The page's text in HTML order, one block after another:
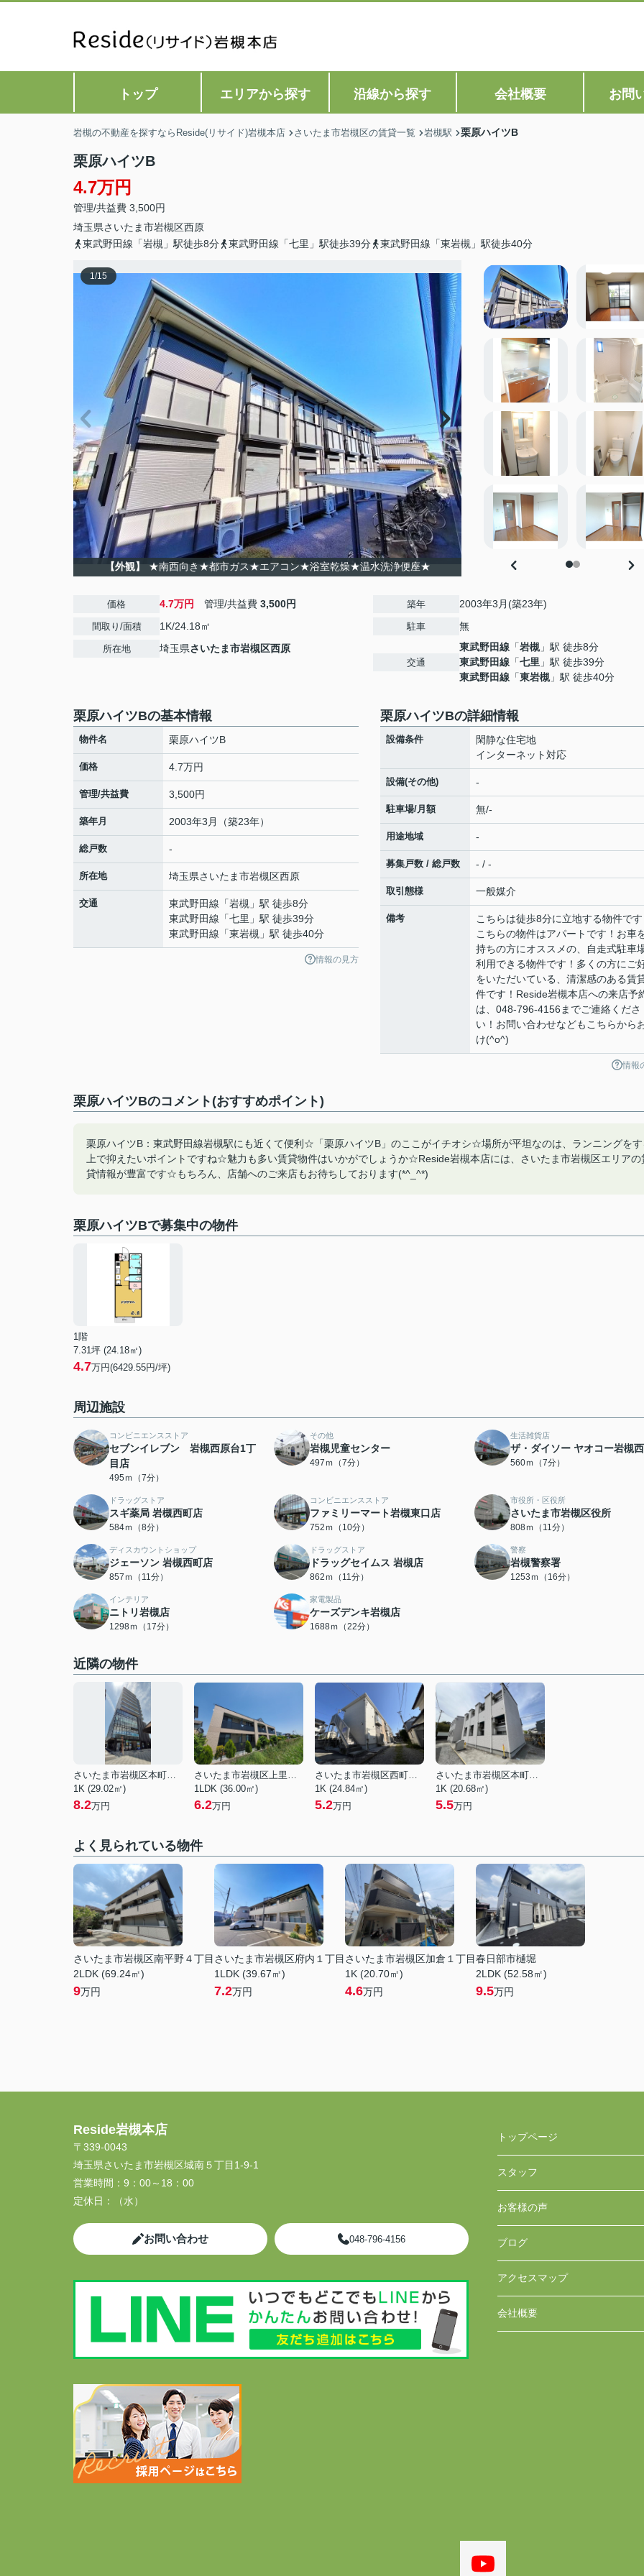
トップ エリアから探す 沿線から探す 会社概要 お問
岩槻の不動産を探すならReside(リサイド)岩槻本店 さいたま市岩槻区の賃貸一覧 岩槻駅 栗原ハイツB
栗原ハイツB
4.7万円
管理/共益費 3,500円
埼玉県さいたま市岩槻区西原
東武野田線「岩槻」駅徒歩8分
東武野田線「七里」駅徒歩39分 東武野田線「東岩槻」駅徒歩40分
1/15
【外観】 ★南西向き★都市ガス★エアコン★浴室乾燥★温水洗浄便座★
価格 4.7万円 管理/共益費 3,500円
間取り/面積 1K/24.18㎡
所在地 埼玉県さいたま市岩槻区西原
築年 2003年3月(築23年)
駐車 無
交通
東武野田線 「岩槻 」駅 徒歩8分
東武野田線 「七里 」駅 徒歩39分
東武野田線 「東岩槻 」駅 徒歩40分
栗原ハイツBの基本情報
物件名 栗原ハイツB
価格 4.7万円
管理/共益費 3,500円
築年月 2003年3月（築23年）
総戸数 -
所在地 埼玉県さいたま市岩槻区西原
交通 東武野田線 「岩槻 」駅 徒歩8分
東武野田線 「七里 」駅 徒歩39分
東武野田線 「東岩槻 」駅 徒歩40分
情報の見方
栗原ハイツBの詳細情報
設備条件
閑静な住宅地
インターネット対応
設備(その他) -
駐車場/月額 無/-
用途地域 -
募集戸数 / 総戸数 - / -
取引態様 一般媒介
備考
こちらは徒歩8分に立地する物件で
こちらの物件はアパートです！お車
持ちの方にオススメの、自走式駐車
利用できる物件です！多くの方にご
をいただいている、清潔感のある賃
件です！Reside岩槻本店への来店予
は、048-796-4156までご連絡くださ
い！お問い合わせなどもこちらから
け(^o^)
情報
栗原ハイツBのコメント(おすすめポイント)
栗原ハイツB：東武野田線岩槻駅にも近くて便利☆「栗原ハイツB」のここがイチオシ☆場所が平坦なのは、ランニングを
上で抑えたいポイントですね☆魅力も多い賃貸物件はいかがでしょうか☆Reside岩槻本店には、さいたま市岩槻区エリアの
貸情報が豊富です☆もちろん、店舗へのご来店もお待ちしております(*^_^*)
栗原ハイツBで募集中の物件
1階
7.31坪 (24.18㎡)
4.7万円(6429.55円/坪)
周辺施設
コンビニエンスストア
セブンイレブン 岩槻西原台1丁
目店
495ｍ（7分）
その他
岩槻児童センター
497ｍ（7分）
生活雑貨店
ザ・ダイソー ヤオコー岩槻
560ｍ（7分）
ドラッグストア
スギ薬局 岩槻西町店
584ｍ（8分）
コンビニエンスストア
ファミリーマート岩槻東口店
752ｍ（10分）
市役所・区役所
さいたま市岩槻区役所
808ｍ（11分）
ディスカウントショップ
ジェーソン 岩槻西町店
857ｍ（11分）
ドラッグストア
ドラッグセイムス 岩槻店
862ｍ（11分）
警察
岩槻警察署
1253ｍ（16分）
インテリア
ニトリ岩槻店
1298ｍ（17分）
家電製品
ケーズデンキ岩槻店
1688ｍ（22分）
近隣の物件
さいたま市岩槻区本町１丁目
1K (29.02㎡)
8.2万円
さいたま市岩槻区上里１丁目
1LDK (36.00㎡)
6.2万円
さいたま市岩槻区西町５丁目
1K (24.84㎡)
5.2万円
さいたま市岩槻区本町３丁目
1K (20.68㎡)
5.5万円
よく見られている物件
さいたま市岩槻区南平野４丁目
2LDK (69.24㎡)
9万円
さいたま市岩槻区府内１丁目
1LDK (39.67㎡)
7.2万円
さいたま市岩槻区加倉１丁目
1K (20.70㎡)
4.6万円
春日部市樋堀
2LDK (52.58㎡)
9.5万円
Reside岩槻本店
〒339-0043
埼玉県さいたま市岩槻区城南５丁目1-9-1
営業時間： 9：00～18：00
定休日：
（水）
お問い合わせ 048-796-4156
トップページ
スタッフ
お客様の声
ブログ
アクセスマップ
会社概要